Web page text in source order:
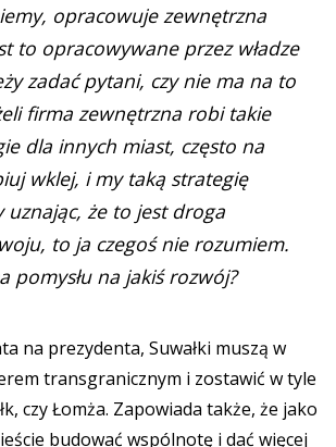
opracowuje zewnętrzna
to opracowywane przez władze
zadać pytani, czy nie ma na to
firma zewnętrzna robi takie
dla innych miast, często na
wklej, i my taką strategię
uznając, że to jest droga
to ja czegoś nie rozumiem.
pomysłu na jakiś rozwój?
na prezydenta, Suwałki muszą w
transgranicznym i zostawić w tyle
czy Łomża. Zapowiada także, że jako
budować wspólnotę i dać więcej